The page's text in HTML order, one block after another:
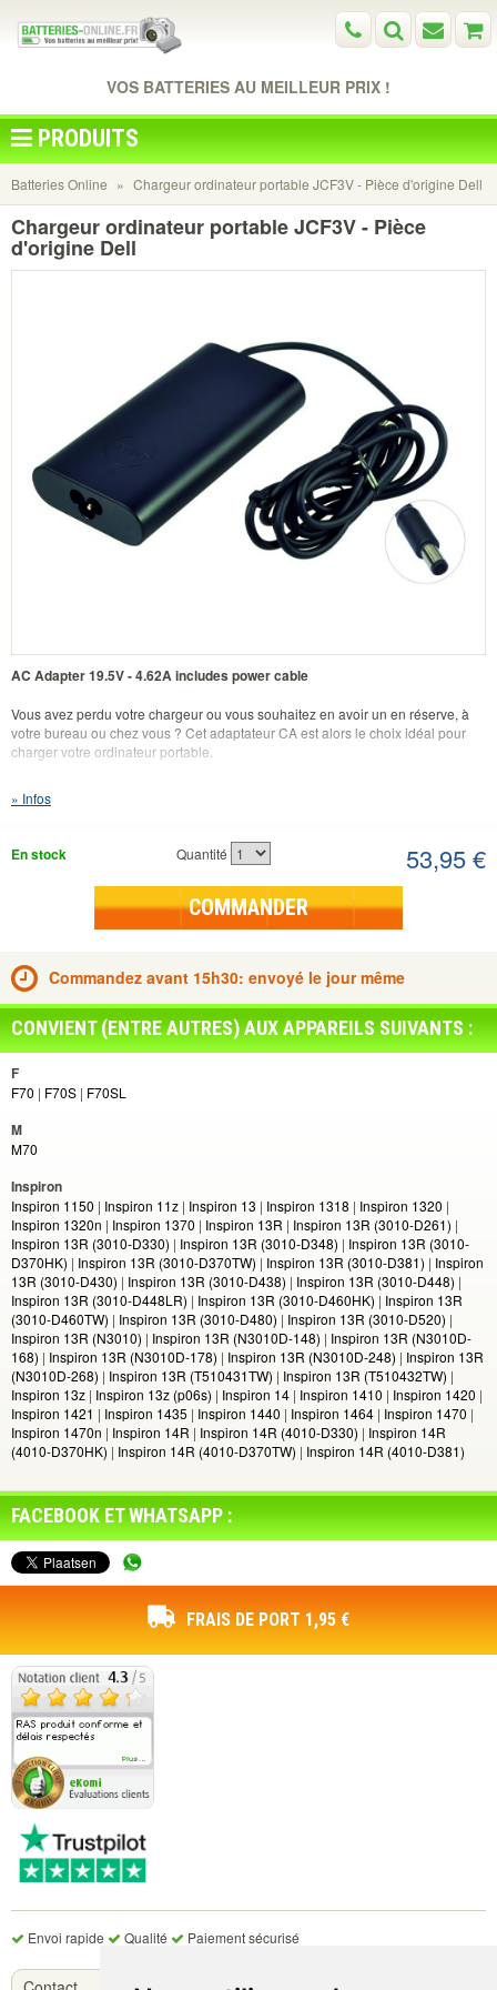
VOS BATTERIES AU MEILLEUR PRIX !
PRODUITS
Batteries Online Chargeur ordinateur portable JCF3V - Pièce d'origine Dell
Chargeur ordinateur portable JCF3V - Pièce
d'origine Dell
AC Adapter 19.5V - 4.62A includes power cable
Vous avez perdu votre chargeur ou vous souhaitez en avoir un en réserve, à
votre bureau ou chez vous ? Cet adaptateur CA est alors le choix idéal pour
charger votre ordinateur portable.
Pièce d'origine Dell
132x68x23 mm
Garantie de 2 ans !
peut bien sûr porter à confusion. Si vous avez suivi notre plan par étapes, vous
pouvez être sûr d'avoir choisi le chargeur correct.
Vous souhaitez faire vérifier votre choix ou vous n'êtes pas sûr d'avoir choisi le
bon modèle ? Alors n'hésitez pas à nous
Infos
En stock Quantité 53,95 €
COMMANDER
Commandez avant 15h30: envoyé le jour même
CONVIENT (ENTRE AUTRES) AUX APPAREILS SUIVANTS :
F
F70 | F70S | F70SL
M
M70
Inspiron
Inspiron 1150 | Inspiron 11z | Inspiron 13 | Inspiron 1318 | Inspiron 1320 |
Inspiron 1320n | Inspiron 1370 | Inspiron 13R | Inspiron 13R (3010-D261) |
Inspiron 13R (3010-D330) | Inspiron 13R (3010-D348) | Inspiron 13R (3010-
D370HK) | Inspiron 13R (3010-D370TW) | Inspiron 13R (3010-D381) | Inspiron
13R (3010-D430) | Inspiron 13R (3010-D438) | Inspiron 13R (3010-D448) |
Inspiron 13R (3010-D448LR) | Inspiron 13R (3010-D460HK) | Inspiron 13R
(3010-D460TW) | Inspiron 13R (3010-D480) | Inspiron 13R (3010-D520) |
Inspiron 13R (N3010) | Inspiron 13R (N3010D-148) | Inspiron 13R (N3010D-
168) | Inspiron 13R (N3010D-178) | Inspiron 13R (N3010D-248) | Inspiron 13R
(N3010D-268) | Inspiron 13R (T510431TW) | Inspiron 13R (T510432TW) |
Inspiron 13z | Inspiron 13z (p06s) | Inspiron 14 | Inspiron 1410 | Inspiron 1420 |
Inspiron 1421 | Inspiron 1435 | Inspiron 1440 | Inspiron 1464 | Inspiron 1470 |
Inspiron 1470n | Inspiron 14R | Inspiron 14R (4010-D330) | Inspiron 14R
(4010-D370HK) | Inspiron 14R (4010-D370TW) | Inspiron 14R (4010-D381)
FACEBOOK ET WHATSAPP :
FRAIS DE PORT 1,95 €
Envoi rapide Qualité Paiement sécurisé